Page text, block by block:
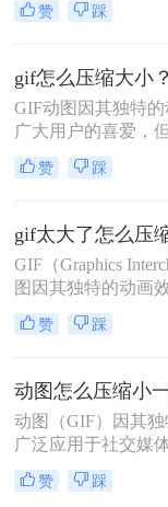
大，影响加载速度
种压缩动图大小的
松优化动图文件。
赞 踩
GIF动图因其独特
广大用户的喜爱，
往往会带来存储和
此，压缩GIF动图大
本文将介绍两种压
方法。
赞 踩
GIF（Graphics
图因其独特的动画
应用，但过大的文
加载速度和用户体
太大了怎么压缩呢
压缩GIF文件大小
赞 踩
动图（GIF）因其
广泛应用于社交媒
告宣传等领域。然
常常会带来加载缓
赞 踩